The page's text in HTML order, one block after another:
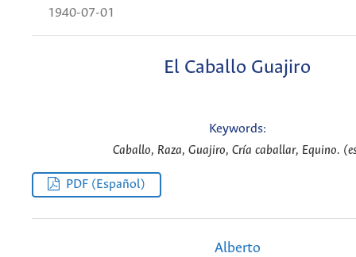
1940-07-01
El Caballo Guajiro
Keywords:
Caballo, Raza, Guajiro, Cría caballar, Equino.
PDF (Español)
Alberto